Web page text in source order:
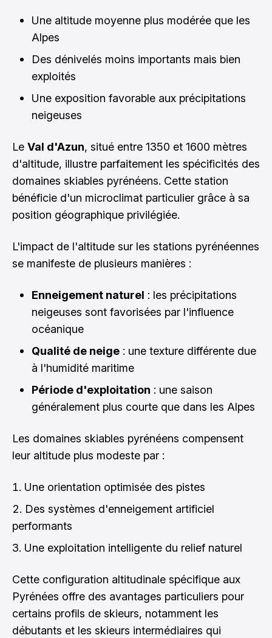
Une altitude moyenne plus modérée que les
Alpes
Des dénivelés moins importants mais bien
exploités
Une exposition favorable aux précipitations
neigeuses
Le Val d'Azun, situé entre 1350 et 1600 mètres
d'altitude, illustre parfaitement les spécificités des
domaines skiables pyrénéens. Cette station
bénéficie d'un microclimat particulier grâce à sa
position géographique privilégiée.
L'impact de l'altitude sur les stations pyrénéennes
se manifeste de plusieurs manières :
Enneigement naturel : les précipitations
neigeuses sont favorisées par l'influence
océanique
Qualité de neige : une texture différente due
à l'humidité maritime
Période d'exploitation : une saison
généralement plus courte que dans les Alpes
Les domaines skiables pyrénéens compensent
leur altitude plus modeste par :
Une orientation optimisée des pistes
Des systèmes d'enneigement artificiel
performants
Une exploitation intelligente du relief naturel
Cette configuration altitudinale spécifique aux
Pyrénées offre des avantages particuliers pour
certains profils de skieurs, notamment les
débutants et les skieurs intermédiaires qui